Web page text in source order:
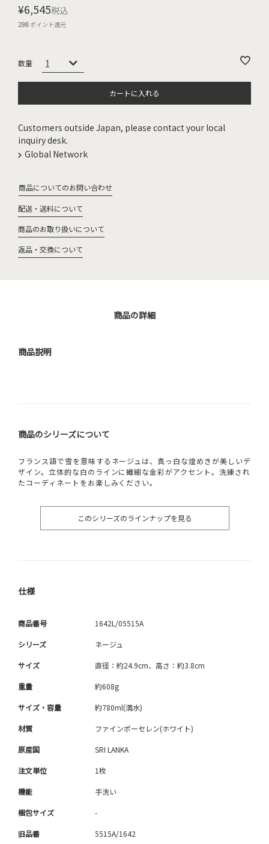
¥6,545税込
298ポイント還元
カートに入れる
Customers outside Japan, please contact your local
inquiry desk.
Global Network
商品についてのお問い合わせ
配送・送料について
商品のお取り扱いについて
返品・交換について
商品の詳細
商品説明
商品のシリーズについて
フランス語で雪を意味するネージュは、真っ白な煌めきが美しいデ
ザイン。立体的な白のラインに繊細な金彩がアクセント。洗練され
たコーディネートをお楽しみください。
このシリーズのラインナップを見る
仕様
商品番号 1642L/05515A
シリーズ ネージュ
サイズ 直径：約24.9cm、高さ：約3.8cm
重量 約608g
サイズ・容量 約780ml(満水)
材質 ファインポーセレン(ホワイト)
原産国 SRI LANKA
注文単位 1枚
機能 手洗い
梱包サイズ -
旧品番 5515A/1642